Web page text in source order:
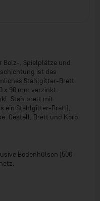
Bolz-, Spielplätze und
ist das
Stahlgitter-Brett.
x 90 mm verzinkt.
Stahlbrett mit
ein Stahlgitter-Brett),
Gestell, Brett und Korb
Bodenhülsen (500